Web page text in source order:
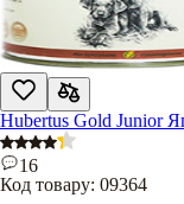
Hubertus Gold Junior
16
Код товару: 09364